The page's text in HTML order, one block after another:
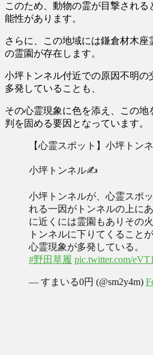
このため、動物の霊が目撃され
能性があります。
さらに、この地域には鎌倉材木
の霊園が存在します。
小坪トンネル付近での原因不明の
多発している ことも、
その心霊現象に色を添え、この
判を固める要因となっています。
【心霊スポット】小坪トン
小坪トンネル✍️
小坪トンネルが、心霊スポ
れる一因がトンネルの上に
に近くには霊園もありその
トンネルに下りてくること
心霊現象が多発している。
#野田草履 pic.twitter.com/
— すまいる0円 (@sm2y4m)